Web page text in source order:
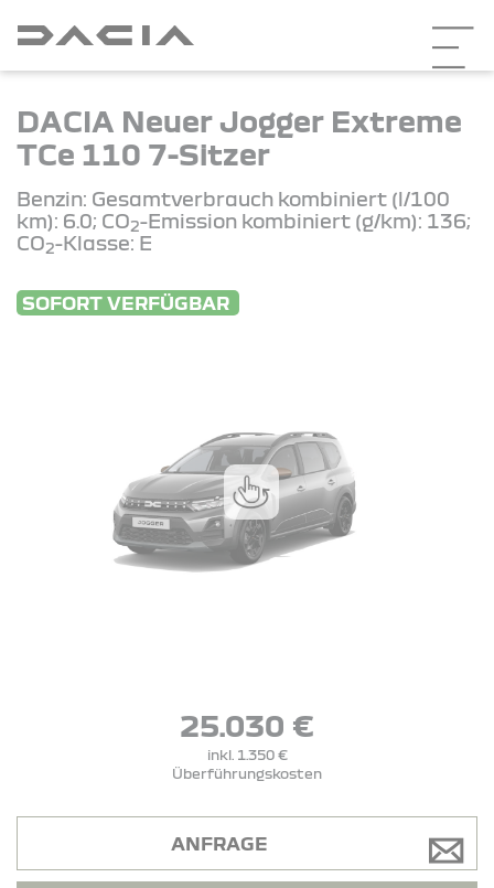
DACIA Neuer Jogger Extreme
TCe 110 7-Sitzer
Benzin: Gesamtverbrauch kombiniert (l/100
km): 6.0; CO2-Emission kombiniert (g/km): 136;
CO2-Klasse: E
SOFORT VERFÜGBAR
25.030 €
inkl. 1.350 €
Überführungskosten
ANFRAGE